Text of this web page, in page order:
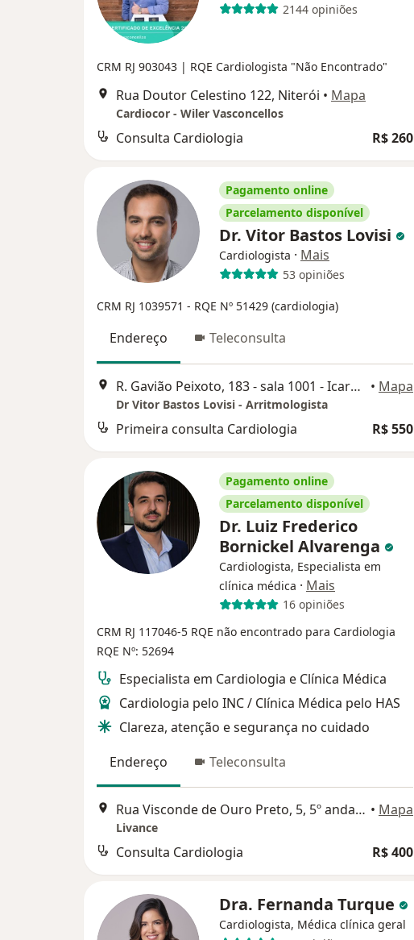
2144 opiniões
CRM RJ 903043 | RQE Cardiologista "Não Encontrado"
Rua Doutor Celestino 122, Niterói • Mapa
Cardiocor - Wiler Vasconcellos
Consulta Cardiologia R$ 260
Pagamento online
Parcelamento disponível
Dr. Vitor Bastos Lovisi
Cardiologista · Mais
53 opiniões
CRM RJ 1039571 - RQE Nº 51429 (cardiologia)
Endereço Teleconsulta
R. Gavião Peixoto, 183 - sala 1001 - Icaraí, Niterói • Mapa
Dr Vitor Bastos Lovisi - Arritmologista
Primeira consulta Cardiologia R$ 550
Pagamento online
Parcelamento disponível
Dr. Luiz Frederico
Bornickel Alvarenga
Cardiologista, Especialista em
clínica médica · Mais
16 opiniões
CRM RJ 117046-5 RQE não encontrado para Cardiologia
RQE Nº: 52694
Especialista em Cardiologia e Clínica Médica
Cardiologia pelo INC / Clínica Médica pelo HAS
Clareza, atenção e segurança no cuidado
Endereço
Teleconsulta
Rua Visconde de Ouro Preto, 5, 5º andar, Rio de Janeiro • Mapa
Livance
Consulta Cardiologia R$ 400
Dra. Fernanda Turque
Cardiologista, Médica clínica geral